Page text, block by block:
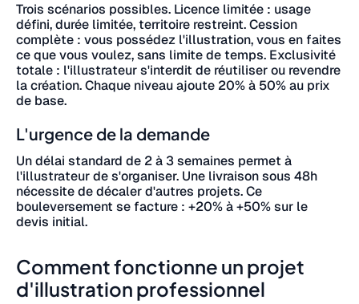
Trois scénarios possibles. Licence limitée : usage
défini, durée limitée, territoire restreint. Cession
complète : vous possédez l'illustration, vous en faites
ce que vous voulez, sans limite de temps. Exclusivité
totale : l'illustrateur s'interdit de réutiliser ou revendre
la création. Chaque niveau ajoute 20% à 50% au prix
de base.
L'urgence de la demande
Un délai standard de 2 à 3 semaines permet à
l'illustrateur de s'organiser. Une livraison sous 48h
nécessite de décaler d'autres projets. Ce
bouleversement se facture : +20% à +50% sur le
devis initial.
Comment fonctionne un projet
d'illustration professionnel